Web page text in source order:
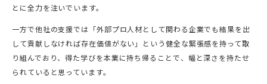
とに全力を注いでいます。
一方で他社の支援では「外部プロ人材として関わる企業でも結果を出
して貢献しなければ存在価値がない」という健全な緊張感を持って取
り組んでおり、得た学びを本業に持ち帰ることで、幅と深さを持たせ
られていると思っています。